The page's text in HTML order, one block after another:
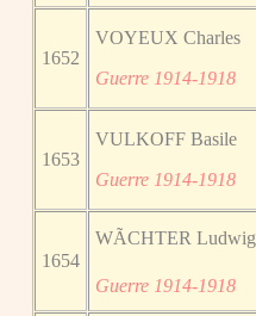
1652
VOYEUX Charles
Guerre 1914-1918
1653
VULKOFF Basile
Guerre 1914-1918
1654
WÃCHTER Ludwig
Guerre 1914-1918